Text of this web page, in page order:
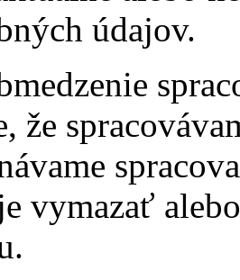
údajov.
že
vymazať